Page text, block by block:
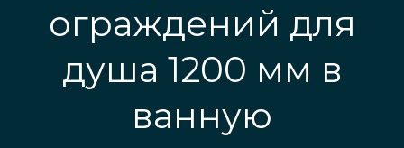
ограждений для
душа 1200 мм в
ванную